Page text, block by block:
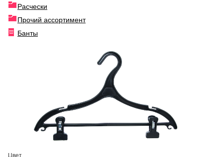
Расчески
Прочий ассортимент
Банты
Цвет